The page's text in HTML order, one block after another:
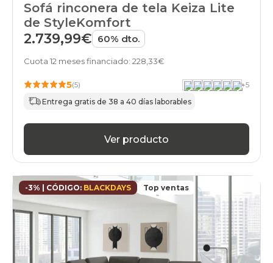
Sofá rinconera de tela Keiza Lite
de StyleKomfort
2.739,99€ 60% dto.
Cuota 12 meses financiado: 228,33€
5(5) +5
Entrega gratis de 38 a 40 días laborables
Ver producto
-3% | CÓDIGO: BLACKDAYS Top ventas